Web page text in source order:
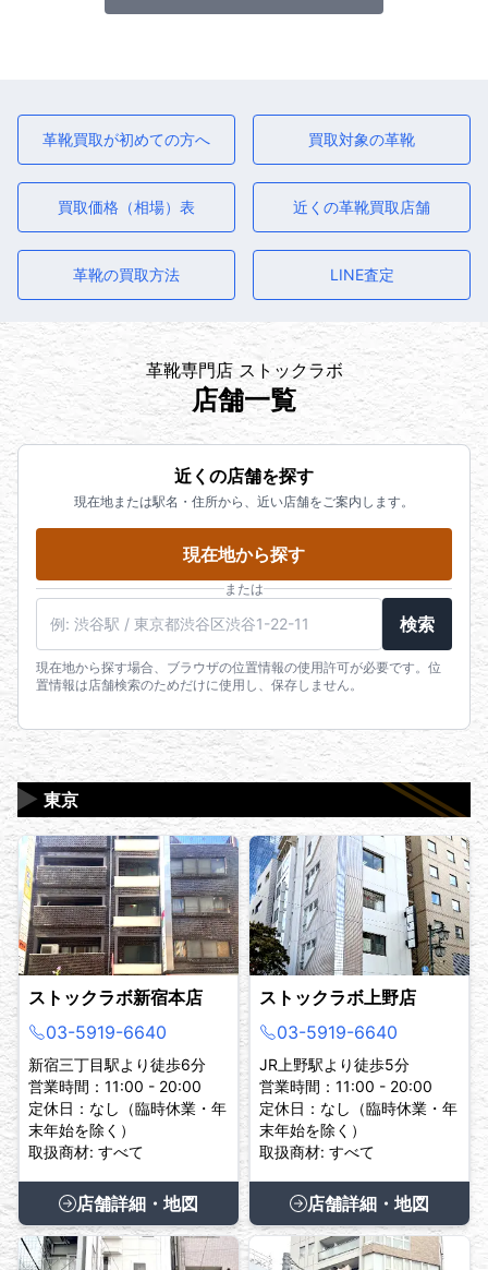
革靴買取が初めての方へ 買取対象の革靴
買取価格（相場）表 近くの革靴買取店舗
革靴の買取方法 LINE査定
革靴専門店 ストックラボ
店舗一覧
近くの店舗を探す
現在地または駅名・住所から、近い店舗をご案内します。
現在地から探す
または
検索
現在地から探す場合、ブラウザの位置情報の使用許可が必要です。位
置情報は店舗検索のためだけに使用し、保存しません。
東京
▶
ストックラボ新宿本店
03-5919-6640
新宿三丁目駅より徒歩6分
営業時間：11:00 - 20:00
定休日：なし（臨時休業・年
末年始を除く）
取扱商材: すべて
店舗詳細・地図
ストックラボ上野店
03-5919-6640
JR上野駅より徒歩5分
営業時間：11:00 - 20:00
定休日：なし（臨時休業・年
末年始を除く）
取扱商材: すべて
店舗詳細・地図